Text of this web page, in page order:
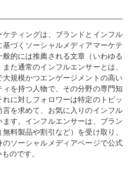
ティングは、ブランドとインフル
づくソーシャルメディアマーケテ
般的には推薦される文章（いわゆる
た通常のインフルエンサーとは、
大規模かつエンゲージメントの高い
を持つ人物で、その分野の専門知
に対しフォロワーは特定のトピッ
言を求めて、お気に入りのインフル
す。インフルエンサーは、ブラン
料製品や割引など）を受け取り、
ソーシャルメディアページで公式
のです。